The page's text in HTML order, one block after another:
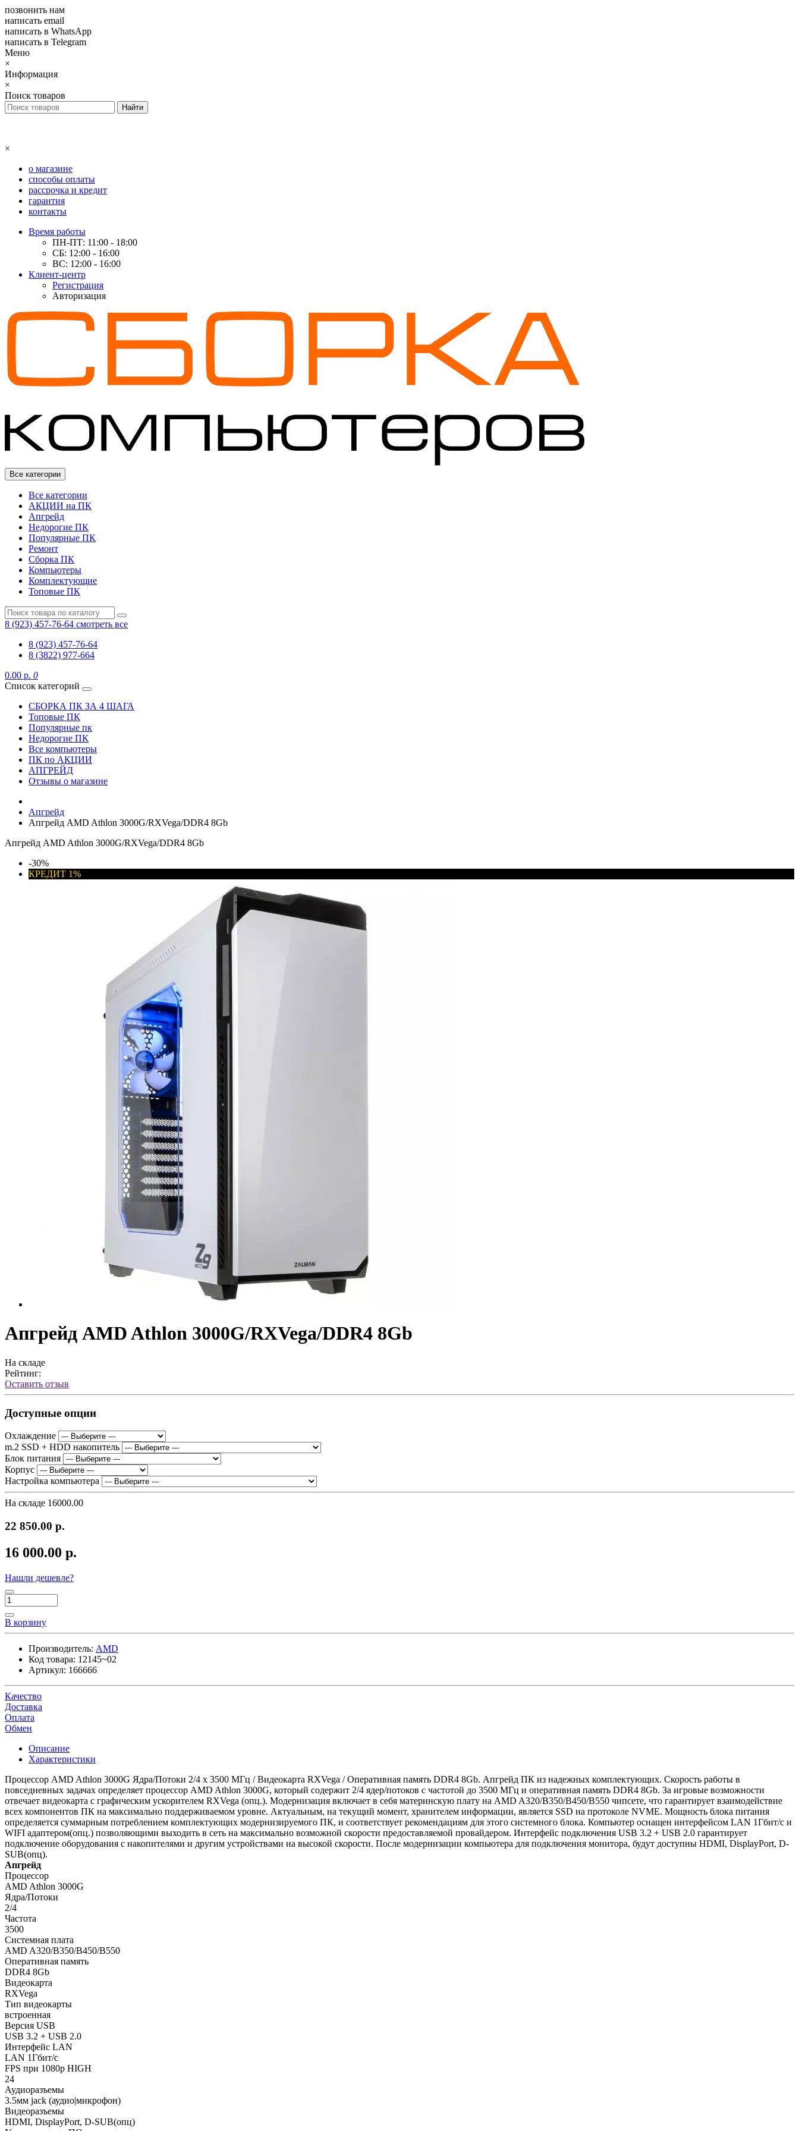
позвонить нам
написать email
написать в WhatsApp
написать в Telegram
Меню
×
Информация
×
Поиск товаров
×
о магазине
способы оплаты
рассрочка и кредит
гарантия
контакты
Время работы
ПН-ПТ: 11:00 - 18:00
СБ: 12:00 - 16:00
ВС: 12:00 - 16:00
Клиент-центр
Регистрация
Авторизация
Все категории
Все категории
АКЦИИ на ПК
Апгрейд
Недорогие ПК
Популярные ПК
Ремонт
Сборка ПК
Компьютеры
Комплектующие
Топовые ПК
8 (923) 457-76-64 смотреть все
8 (923) 457-76-64
8 (3822) 977-664
0.00 р. 0
Список категорий
СБОРКА ПК ЗА 4 ШАГА
Топовые ПК
Популярные пк
Недорогие ПК
Все компьютеры
ПК по АКЦИИ
АПГРЕЙД
Отзывы о магазине
Апгрейд
Апгрейд AMD Athlon 3000G/RXVega/DDR4 8Gb
Апгрейд AMD Athlon 3000G/RXVega/DDR4 8Gb
-30%
КРЕДИТ 1%
Апгрейд AMD Athlon 3000G/RXVega/DDR4 8Gb
На складе
Рейтинг:
Оставить отзыв
Доступные опции
Охлаждение
m.2 SSD + HDD накопитель
Блок питания
Корпус
Настройка компьютера
На складе 16000.00
22 850.00 р.
16 000.00 р.
Нашли дешевле?
В корзину
Производитель: AMD
Код товара: 12145~02
Артикул: 166666
Качество
Доставка
Оплата
Обмен
Описание
Характеристики
Процессор AMD Athlon 3000G Ядра/Потоки 2/4 x 3500 МГц / Видеокарта RXVega / Оперативная память DDR4 8Gb. Апгрейд ПК из надежных комплектующих. Скорость работы в
повседневных задачах определяет процессор AMD Athlon 3000G, который содержит 2/4 ядер/потоков с частотой до 3500 МГц и оперативная память DDR4 8Gb. За игровые возможности
отвечает видеокарта с графическим ускорителем RXVega (опц.). Модернизация включает в себя материнскую плату на AMD A320/B350/B450/B550 чипсете, что гарантирует взаимодействие
всех компонентов ПК на максимально поддерживаемом уровне. Актуальным, на текущий момент, хранителем информации, является SSD на протоколе NVME. Мощность блока питания
определяется суммарным потреблением комплектующих модернизируемого ПК, и соответствует рекомендациям для этого системного блока. Компьютер оснащен интерфейсом LAN 1Гбит/с и
WIFI адаптером(опц.) позволяющими выходить в сеть на максимально возможной скорости предоставляемой провайдером. Интерфейс подключения USB 3.2 + USB 2.0 гарантирует
подключение оборудования с накопителями и другим устройствами на высокой скорости. После модернизации компьютера для подключения монитора, будут доступны HDMI, DisplayPort, D-
SUB(опц).
Апгрейд
Процессор
AMD Athlon 3000G
Ядра/Потоки
2/4
Частота
3500
Системная плата
AMD A320/B350/B450/B550
Оперативная память
DDR4 8Gb
Видеокарта
RXVega
Тип видеокарты
встроенная
Версия USB
USB 3.2 + USB 2.0
Интерфейс LAN
LAN 1Гбит/с
FPS при 1080p HIGH
24
Аудиоразъемы
3.5мм jack (аудио|микрофон)
Видеоразъемы
HDMI, DisplayPort, D-SUB(опц)